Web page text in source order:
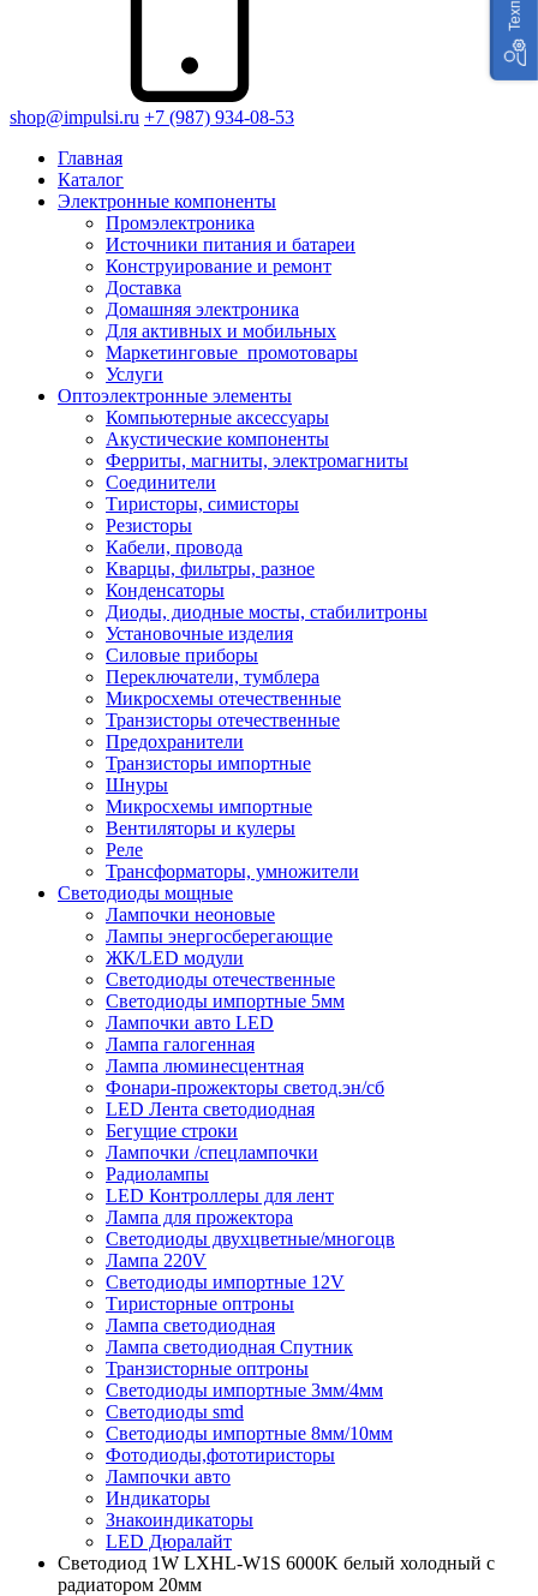
shop@impulsi.ru +7 (987) 934-08-53
Главная
Каталог
Электронные компоненты
Промэлектроника
Источники питания и батареи
Конструирование и ремонт
Доставка
Домашняя электроника
Для активных и мобильных
Маркетинговые_промотовары
Услуги
Оптоэлектронные элементы
Компьютерные аксессуары
Акустические компоненты
Ферриты, магниты, электромагниты
Соединители
Тиристоры, симисторы
Резисторы
Кабели, провода
Кварцы, фильтры, разное
Конденсаторы
Диоды, диодные мосты, стабилитроны
Установочные изделия
Силовые приборы
Переключатели, тумблера
Микросхемы отечественные
Транзисторы отечественные
Предохранители
Транзисторы импортные
Шнуры
Микросхемы импортные
Вентиляторы и кулеры
Реле
Трансформаторы, умножители
Светодиоды мощные
Лампочки неоновые
Лампы энергосберегающие
ЖК/LED модули
Светодиоды отечественные
Светодиоды импортные 5мм
Лампочки авто LED
Лампа галогенная
Лампа люминесцентная
Фонари-прожекторы светод.эн/сб
LED Лента светодиодная
Бегущие строки
Лампочки /спецлампочки
Радиолампы
LED Контроллеры для лент
Лампа для прожектора
Светодиоды двухцветные/многоцв
Лампа 220V
Светодиоды импортные 12V
Тиристорные оптроны
Лампа светодиодная
Лампа светодиодная Спутник
Транзисторные оптроны
Светодиоды импортные 3мм/4мм
Светодиоды smd
Светодиоды импортные 8мм/10мм
Фотодиоды,фототиристоры
Лампочки авто
Индикаторы
Знакоиндикаторы
LED Дюралайт
Светодиод 1W LXHL-W1S 6000K белый холодный с
радиатором 20мм